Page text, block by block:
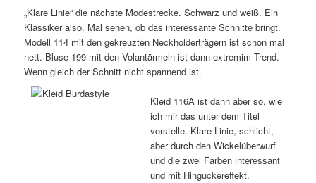
„Klare Linie“ die nächste Modestrecke. Schwarz und weiß. Ein
Klassiker also. Mal sehen, ob das interessante Schnitte bringt.
Modell 114 mit den gekreuzten Neckholderträgern ist schon mal
nett. Bluse 199 mit den Volantärmeln ist dann extremim Trend.
Wenn gleich der Schnitt nicht spannend ist.
Kleid 116A ist dann aber so, wie
ich mir das unter dem Titel
vorstelle. Klare Linie, schlicht,
aber durch den Wickelüberwurf
und die zwei Farben interessant
und mit Hinguckereffekt.